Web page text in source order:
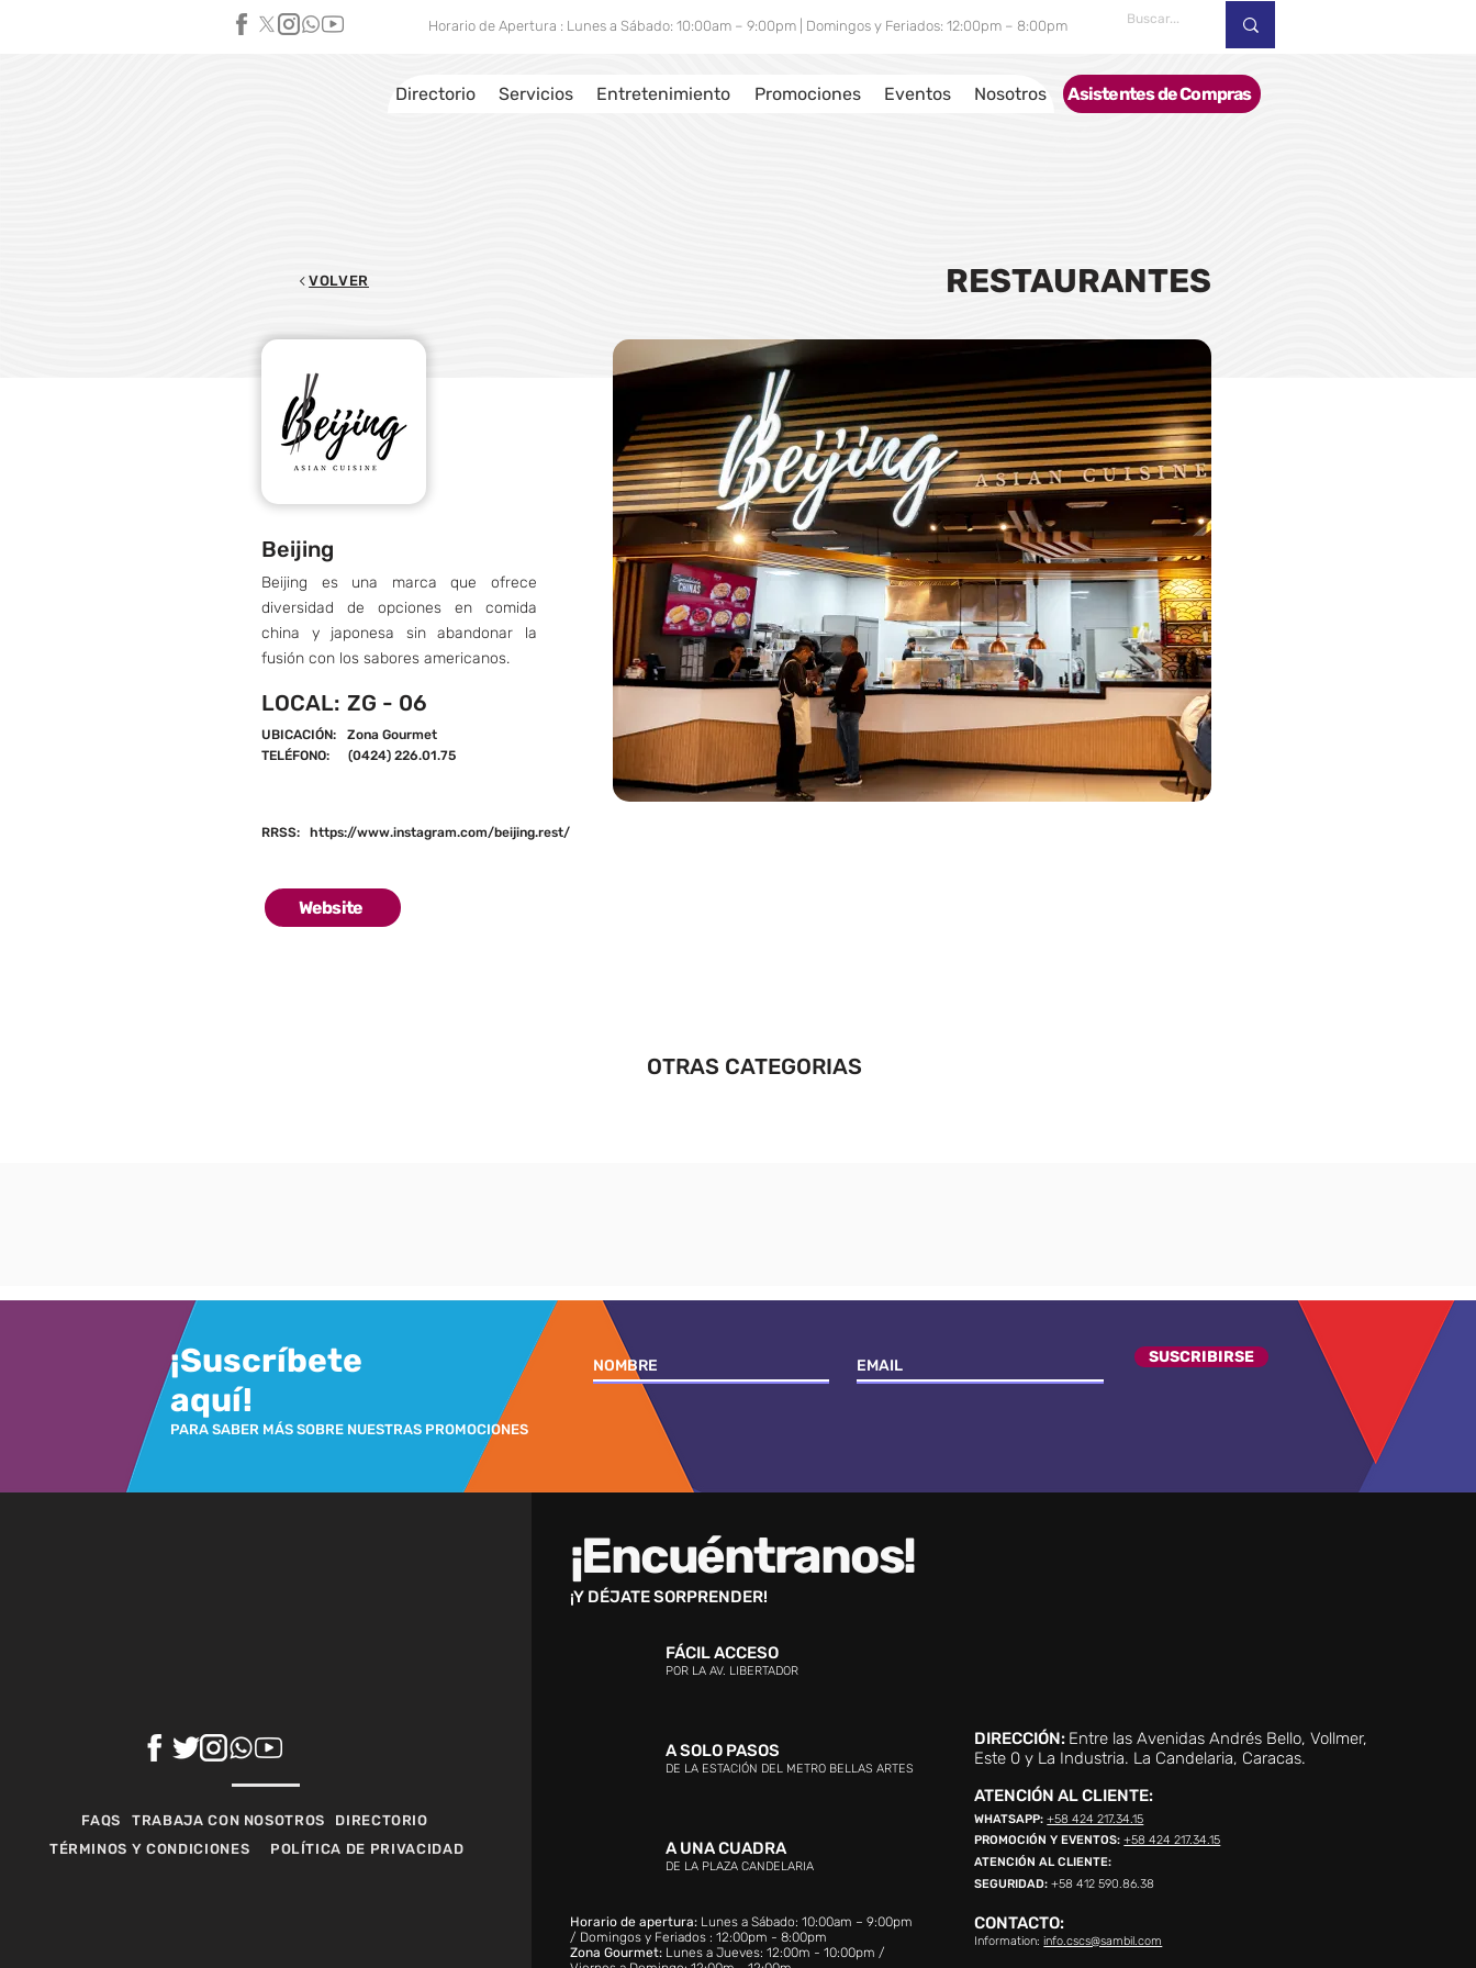
Directorio Servicios Entretenimiento Promociones Eventos Nosotros Asistentes de Compras
Horario de Apertura : Lunes a Sábado: 10:00am – 9:00pm | Domingos y Feriados: 12:00pm – 8:00pm
VOLVER RESTAURANTES
Beijing
Beijing es una marca que ofrece
diversidad de opciones en comida
china y japonesa sin abandonar la
fusión con los sabores americanos.
LOCAL:
UBICACIÓN:
TELÉFONO:
ZG - 06
Zona Gourmet
(0424) 226.01.75
RRSS: https://www.instagram.com/beijing.rest/
Website
OTRAS CATEGORIAS
¡Suscríbete
aquí!
PARA SABER MÁS SOBRE NUESTRAS PROMOCIONES
SUSCRIBIRSE
FAQS TRABAJA CON NOSOTROS
DIRECTORIO
TÉRMINOS Y CONDICIONES
POLÍTICA DE PRIVACIDAD
¡Encuéntranos!
¡Y DÉJATE SORPRENDER!
FÁCIL ACCESO
POR LA AV. LIBERTADOR
A SOLO PASOS
DE LA ESTACIÓN DEL METRO BELLAS ARTES
A UNA CUADRA
DE LA PLAZA CANDELARIA
Horario de apertura: Lunes a Sábado: 10:00am – 9:00pm
/ Domingos y Feriados : 12:00pm - 8:00pm
Zona Gourmet:Lunes a Jueves: 12:00m - 10:00pm /
DIRECCIÓN: Entre las Avenidas Andrés Bello, Vollmer,
Este 0 y La Industria. La Candelaria, Caracas.
ATENCIÓN AL CLIENTE:
WHATSAPP:+58 424 217.34.15
PROMOCIÓN Y EVENTOS:+58 424 217.34.15
ATENCIÓN AL CLIENTE:
SEGURIDAD:+58 412 590.86.38
CONTACTO:
Information:info.cscs@sambil.com